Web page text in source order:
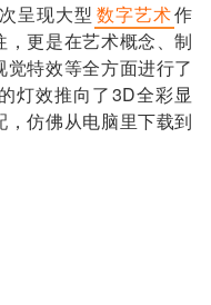
呈现大型 数字艺术作
更是在艺术概念、制
特效等全方面进行了
灯效推向了3D全彩显
仿佛从电脑里下载到